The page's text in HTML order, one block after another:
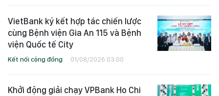
VietBank ký kết hợp tác chiến lược
cùng Bệnh viện Gia An 115 và Bệnh
viện Quốc tế City
Kết nối cộng đồng 01/08/2026 03:00
Khởi động giải chạy VPBank Ho Chi